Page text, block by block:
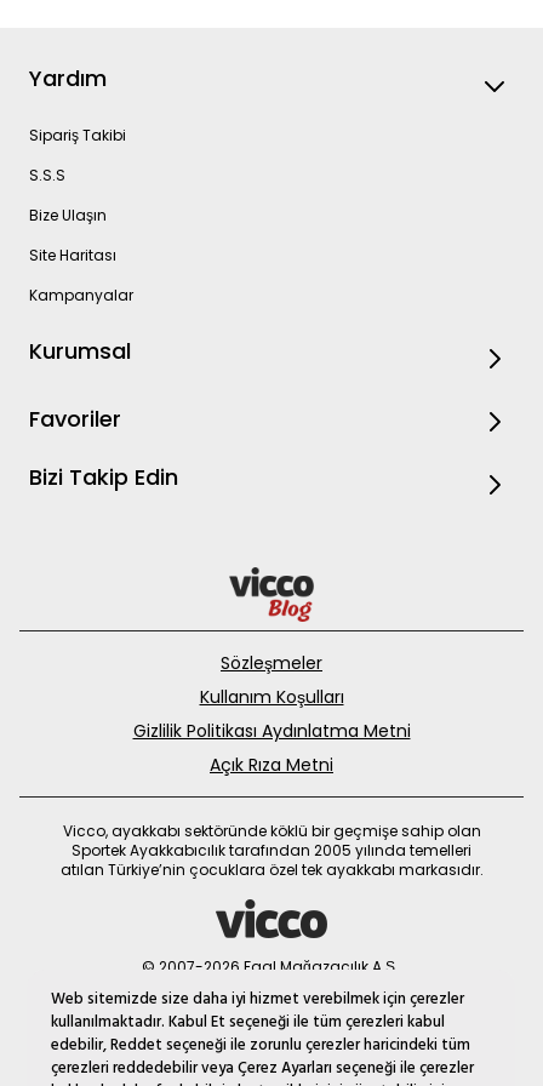
Web sitemizde size daha iyi hizmet verebilmek için çerezler
kullanılmaktadır. Kabul Et seçeneği ile tüm çerezleri kabul
edebilir, Reddet seçeneği ile zorunlu çerezler haricindeki tüm
çerezleri reddedebilir veya Çerez Ayarları seçeneği ile çerezler
Yardım
Sipariş Takibi
S.S.S
Bize Ulaşın
Site Haritası
Kampanyalar
Kurumsal
Favoriler
Bizi Takip Edin
Sözleşmeler
Kullanım Koşulları
Gizlilik Politikası Aydınlatma Metni
Açık Rıza Metni
Vicco, ayakkabı sektöründe köklü bir geçmişe sahip olan
Sportek Ayakkabıcılık tarafından 2005 yılında temelleri
atılan Türkiye’nin çocuklara özel tek ayakkabı markasıdır.
© 2007-2026 Faal Mağazacılık A.Ş.
MNM